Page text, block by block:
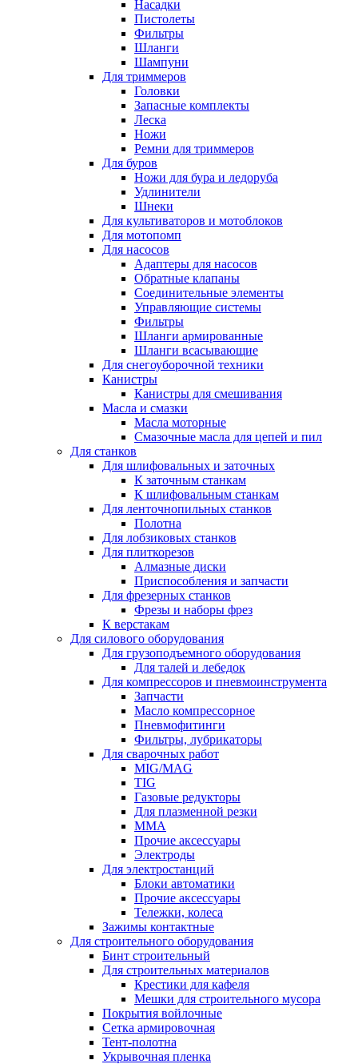
Насадки
Пистолеты
Фильтры
Шланги
Шампуни
Для триммеров
Головки
Запасные комплекты
Леска
Ножи
Ремни для триммеров
Для буров
Ножи для бура и ледоруба
Удлинители
Шнеки
Для культиваторов и мотоблоков
Для мотопомп
Для насосов
Адаптеры для насосов
Обратные клапаны
Соединительные элементы
Управляющие системы
Фильтры
Шланги армированные
Шланги всасывающие
Для снегоуборочной техники
Канистры
Канистры для смешивания
Масла и смазки
Масла моторные
Смазочные масла для цепей и пил
Для станков
Для шлифовальных и заточных
К заточным станкам
К шлифовальным станкам
Для ленточнопильных станков
Полотна
Для лобзиковых станков
Для плиткорезов
Алмазные диски
Приспособления и запчасти
Для фрезерных станков
Фрезы и наборы фрез
К верстакам
Для силового оборудования
Для грузоподъемного оборудования
Для талей и лебедок
Для компрессоров и пневмоинструмента
Запчасти
Масло компрессорное
Пневмофитинги
Фильтры, лубрикаторы
Для сварочных работ
MIG/MAG
TIG
Газовые редукторы
Для плазменной резки
ММА
Прочие аксессуары
Электроды
Для электростанций
Блоки автоматики
Прочие аксессуары
Тележки, колеса
Зажимы контактные
Для строительного оборудования
Бинт строительный
Для строительных материалов
Крестики для кафеля
Мешки для строительного мусора
Покрытия войлочные
Сетка армировочная
Тент-полотна
Укрывочная пленка